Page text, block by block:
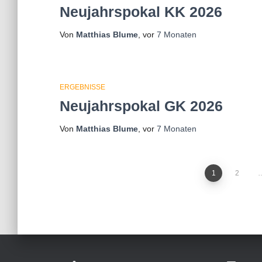
Neujahrspokal KK 2026
Von Matthias Blume , vor 7 Monaten
ERGEBNISSE
Neujahrspokal GK 2026
Von Matthias Blume , vor 7 Monaten
Seitennummerierung
1 2